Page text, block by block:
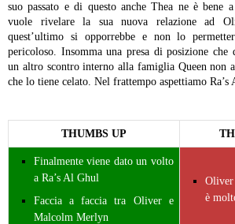
suo passato e di questo anche Thea ne è bene
vuole rivelare la sua nuova relazione ad
quest’ultimo si opporrebbe e non lo
pericoloso. Insomma una presa di posizione che
un altro scontro interno alla famiglia Queen non
che lo tiene celato. Nel frattempo aspettiamo Ra’s
THUMBS UP
Finalmente viene dato un volto
a Ra’s Al Ghul
Faccia a faccia tra Oliver e
Malcolm Merlyn
Oliver
è